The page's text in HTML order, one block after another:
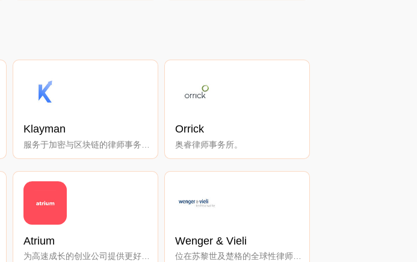
Klayman Orrick
奥睿律师事务所。
Atrium
为高速成长的创业公司提供更好的法律服务。
Wenger & Vieli
位在苏黎世及楚格的全球性律师事务所。